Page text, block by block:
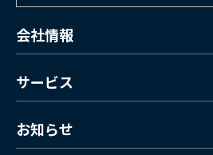
会社情報
サービス
お知らせ